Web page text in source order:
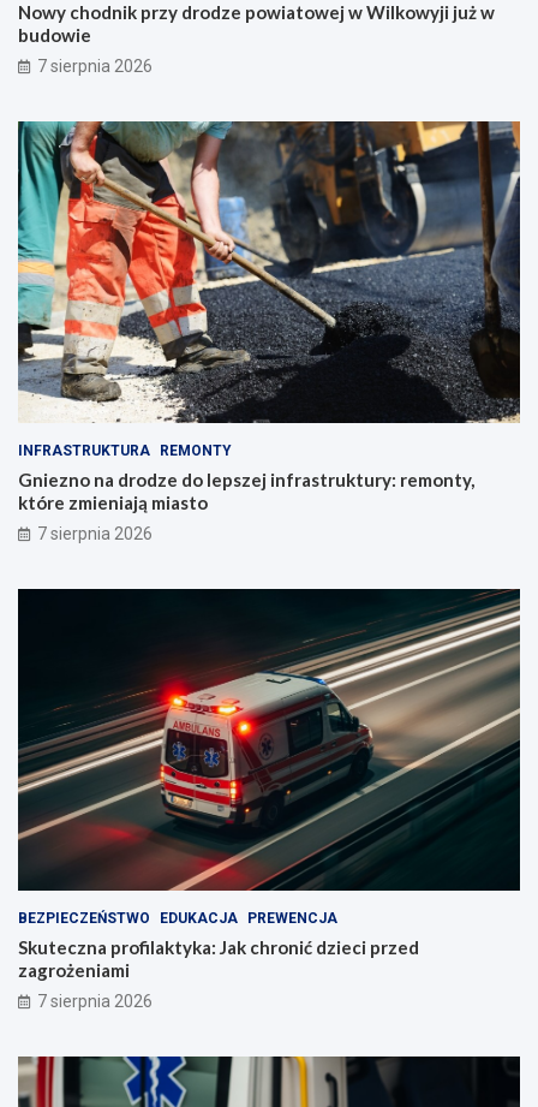
Nowy chodnik przy drodze powiatowej w Wilkowyji już w
budowie
7 sierpnia 2026
INFRASTRUKTURA REMONTY
Gniezno na drodze do lepszej infrastruktury: remonty,
które zmieniają miasto
7 sierpnia 2026
BEZPIECZEŃSTWO EDUKACJA PREWENCJA
Skuteczna profilaktyka: Jak chronić dzieci przed
zagrożeniami
7 sierpnia 2026